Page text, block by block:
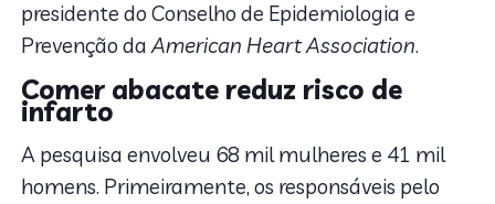
presidente do Conselho de Epidemiologia e
Prevenção daAmerican Heart Association.
Comer abacate reduz risco de
infarto
A pesquisa envolveu 68 mil mulheres e 41 mil
homens. Primeiramente, os responsáveis pelo